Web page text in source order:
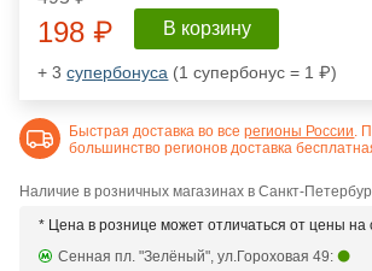
198 ₽ В корзину
+ 3супербонуса (1 супербонус = 1 ₽)
Быстрая доставка во всерегионы России .
большинство регионов доставка
Наличие в розничных магазинах в Санкт-
* Цена в рознице может отличаться от цены на
Сенная пл. "Зелёный", ул.Гороховая 49: